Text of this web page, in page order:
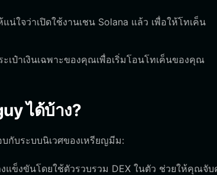
ใจว่าเปิดใช้งานเชน Solana แล้ว เพื่อให้โทเค็น
เป๋าเงินเฉพาะของคุณเพื่อเริ่มโอนโทเค็นของคุณ
ได้บ้าง?
กับระบบนิเวศของเหรียญมีม:
ข็งขันโดยใช้ตัวรวบรวม DEX ในตัว ช่วยให้คุณจับ